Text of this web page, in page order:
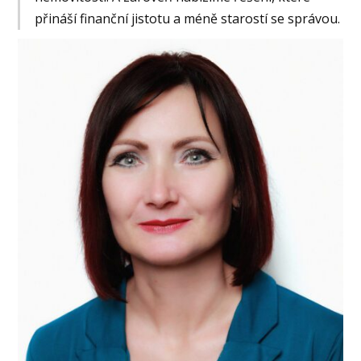
přináší finanční jistotu a méně starostí se správou.